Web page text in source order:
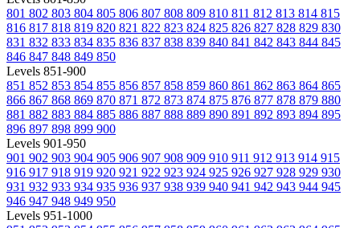
801 802 803 804 805 806 807 808 809 810 811 812 813 814 815
816 817 818 819 820 821 822 823 824 825 826 827 828 829 830
831 832 833 834 835 836 837 838 839 840 841 842 843 844 845
846 847 848 849 850
Levels 851-900
851 852 853 854 855 856 857 858 859 860 861 862 863 864 865
866 867 868 869 870 871 872 873 874 875 876 877 878 879 880
881 882 883 884 885 886 887 888 889 890 891 892 893 894 895
896 897 898 899 900
Levels 901-950
901 902 903 904 905 906 907 908 909 910 911 912 913 914 915
916 917 918 919 920 921 922 923 924 925 926 927 928 929 930
931 932 933 934 935 936 937 938 939 940 941 942 943 944 945
946 947 948 949 950
Levels 951-1000